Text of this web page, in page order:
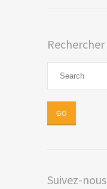
Rechercher
Suivez-nous